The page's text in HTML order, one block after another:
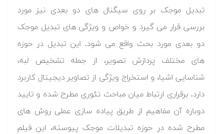
تبدیل موجک بر روی سیگنال های دو بعدی نیز مورد
بررسی قرار می گیرد و خواص و ویژگی های تبدیل موجک
دو بعدی مورد بحث واقع می شود. این تبدیل در حوزه
های مختلف پردازش تصویر، از جمله تشخیص لبه،
شناسایی اشیا، و استخراج ویژگی از تصاویر دیجیتال کاربرد
دارد. برقراری ارتباط میان مباحث تئوری مطرح شده و تایید
دوباره آن مفاهیم از طریق پیاده سازی عملی روش های
مطرح شده در حوزه تبدیلات موجک پیوسته، این فیلم